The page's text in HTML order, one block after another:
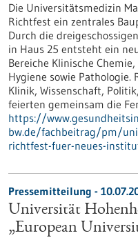
Die Universitätsmedizin
Richtfest ein zentrales
Durch die
in Haus 25 entsteht ein
Bereiche Klinische
Hygiene sowie Pathologie.
Klinik, Wissenschaft,
feierten gemeinsam die
https://
bw.de/fachbeitrag/pm/
richtfest-fuer-neues-
Pressemitteilung -
Universität
„European